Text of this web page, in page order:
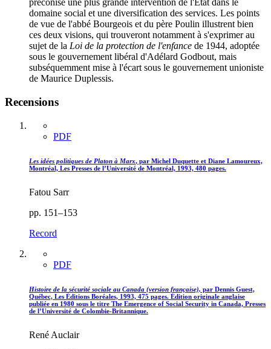
préconise une plus grande intervention de l'État dans le
domaine social et une diversification des services. Les points
de vue de l'abbé Bourgeois et du père Poulin illustrent bien
ces deux visions, qui trouveront notamment à s'exprimer au
sujet de la Loi de la protection de l'enfance de 1944, adoptée
sous le gouvernement libéral d'Adélard Godbout, mais
subséquemment mise à l'écart sous le gouvernement unioniste
de Maurice Duplessis.
Recensions
PDF
Les idées politiques de Platon à Marx, par Michel Duquette et Diane Lamoureux,
Montréal, Les Presses de l’Université de Montréal, 1993, 480 pages.
Fatou Sarr
pp. 151–153
Record
PDF
Histoire de la sécurité sociale au Canada (version française), par Dennis Guest,
Québec, Les Éditions Boréales, 1993, 475 pages. Édition originale anglaise
publiée en 1980 sous le titre The Emergence of Social Security in Canada, Presses
de l’Université de Colombie-Britannique.
René Auclair